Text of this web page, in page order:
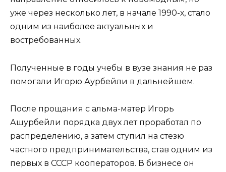
уже через несколько лет, в начале 1990-х, стало
одним из наиболее актуальных и
востребованных.
Полученные в годы учебы в вузе знания не раз
помогали Игорю Аурбейли в дальнейшем.
После прощания с альма-матер Игорь
Ашурбейли порядка двух лет проработал по
распределению, а затем ступил на стезю
частного предпринимательства, став одним из
первых в СССР кооператоров. В бизнесе он